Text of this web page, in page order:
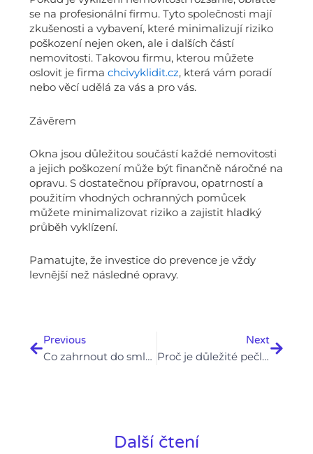
se na profesionální firmu. Tyto společnosti mají
zkušenosti a vybavení, které minimalizují riziko
poškození nejen oken, ale i dalších částí
nemovitosti. Takovou firmu, kterou můžete
oslovit je firmachcivyklidit.cz, která vám poradí
nebo věcí udělá za vás a pro vás.
Závěrem
Okna jsou důležitou součástí každé nemovitosti
a jejich poškození může být finančně náročné na
opravu. S dostatečnou přípravou, opatrností a
použitím vhodných ochranných pomůcek
můžete minimalizovat riziko a zajistit hladký
průběh vyklízení.
Pamatujte, že investice do prevence je vždy
levnější než následné opravy.
Previous
Co zahrnout do smlouvy o vyklizení nemovitosti: Právní minimum
Next
Proč je důležité pečlivé třídění odpadu při vyklízení
Další čtení